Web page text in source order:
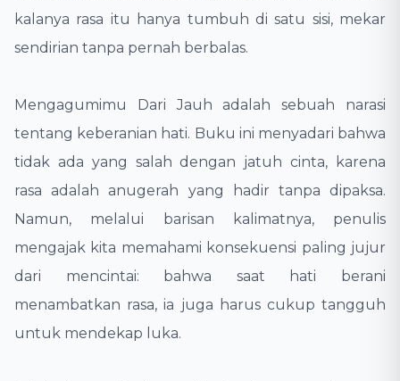
kalanya rasa itu hanya tumbuh di satu sisi, mekar
sendirian tanpa pernah berbalas.
Mengagumimu Dari Jauh adalah sebuah narasi
tentang keberanian hati. Buku ini menyadari bahwa
tidak ada yang salah dengan jatuh cinta, karena
rasa adalah anugerah yang hadir tanpa dipaksa.
Namun, melalui barisan kalimatnya, penulis
mengajak kita memahami konsekuensi paling jujur
dari mencintai: bahwa saat hati berani
menambatkan rasa, ia juga harus cukup tangguh
untuk mendekap luka.